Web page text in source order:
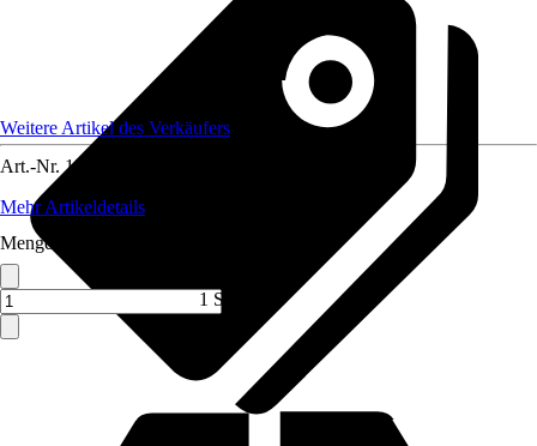
Weitere Artikel des Verkäufers
Art.-Nr. 12086665
Mehr Artikeldetails
Menge (ST)
1 ST